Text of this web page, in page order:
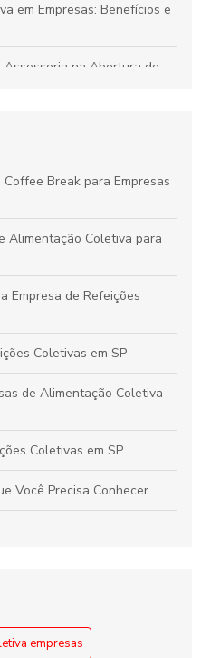
em Empresas: Benefícios e
na Abertura de
Corporativo que
Estar da Equipe
Guia Completo para
Break para Empresas
Alimentação Coletiva para
Empresa de Refeições
Coletivas em SP
de Alimentação Coletiva
Coletivas em SP
Você Precisa Conhecer
coletiva empresarial
Benefícios e Dicas
empresas